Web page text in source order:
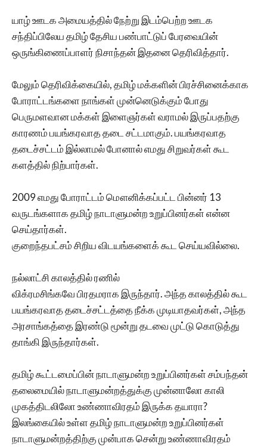
யாழ் ஊடக அமையத்தில் நேற்று இடம்பெற்ற ஊடக
சந்திப்பிலேய தமிழ் தேசிய பண்பாட்டுப் பேரவையின்
ஒருங்கிணைப்பாளர் நிசாந்தன் இதனை தெரிவித்தார்.
மேலும் தெரிவிக்கையில், தமிழ் மக்களின் பிரச்சினைக்காக
போராட்டங்களை நாங்கள் முன்னெடுக்கும் போது
பெருமளவான மக்கள் இளைஞர்கள் வராமல் இருப்பதற்கு
காரணம் பயங்கரவாத தடை சட்டமாகும். பயங்கரவாத
தடைச்சட்டம் இல்லாமல் போனால் எமது சிறுவர்கள் கூட
களத்தில் நிற்பார்கள்.
2009 எமது போராட்டம் மௌனிக்கப்பட்ட பின்னர் 13
வருடங்களாக தமிழ் நாடாளுமன்ற உறுப்பினர்கள் என்ன
செய்தார்கள்.
குறைந்தபட்சம் சிறிய விடயங்களைக் கூட செய்யவில்லை.
நல்லாட்சி காலத்தில் ரணில்
விக்ரமசிங்கவே பிரதமராக இருந்தார். அந்த காலத்தில் கூட
பயங்கரவாத தடைச்சட்டத்தை நீக்க முடியாதவர்கள், அந்த
அரசாங்கத்தை இரண்டு மூன்று தடவை முட்டு கொடுத்து
தாங்கி இருந்தார்கள்.
தமிழ் கூட்டமைப்பின் நாடாளுமன்ற உறுப்பினர்கள் சம்பந்தன்
தலைமையில் நாடாளுமன்றத்துக்கு முன்னாலோ காலி
முகத்திடலிலோ உண்ணாவிரதம் இருக்க தயாரா?
இலங்கையில் உள்ள தமிழ் நாடாளுமன்ற உறுப்பினர்கள்
நாடாளுமன்றத்திற்கு முன்பாக சென்று உண்ணாவிரதம்